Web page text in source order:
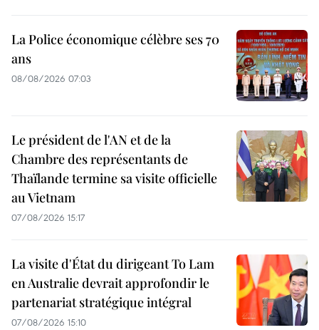
La Police économique célèbre ses 70
ans
08/08/2026 07:03
Le président de l'AN et de la
Chambre des représentants de
Thaïlande termine sa visite officielle
au Vietnam
07/08/2026 15:17
La visite d'État du dirigeant To Lam
en Australie devrait approfondir le
partenariat stratégique intégral
07/08/2026 15:10